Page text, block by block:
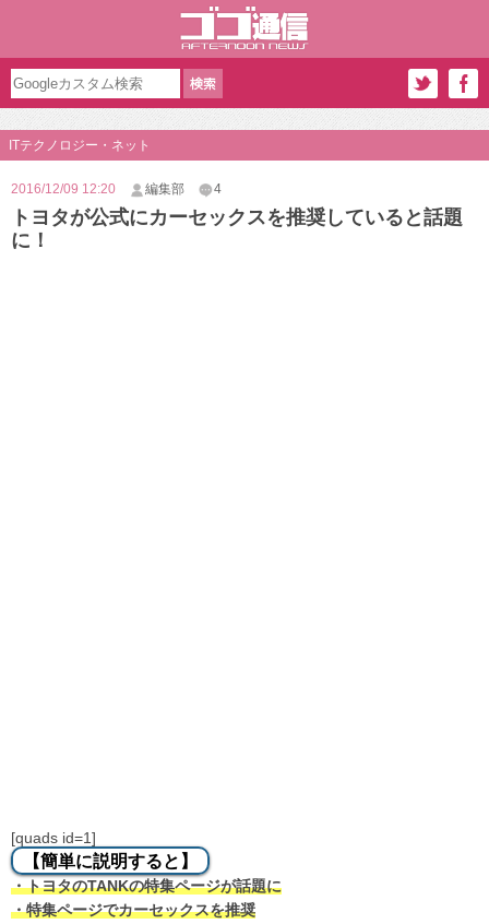
ITテクノロジー・ネット
2016/12/09 12:20 編集部 4
トヨタが公式にカーセックスを推奨していると話題
に！
[quads id=1]
【簡単に説明すると】
・トヨタのTANKの特集ページが話題に
・特集ページでカーセックスを推奨